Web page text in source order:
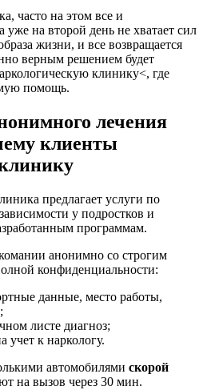
часто на этом все и
уже на второй день не хватает сил
жизни, и все возвращается
верным решением будет
клинику<, где
помощь.
лечения
клиенты
предлагает услуги по
у подростков и
программам.
анонимно со строгим
конфиденциальности:
данные, место работы,
листе диагноз;
учет к наркологу.
автомобилями скорой
на вызов через 30 мин.